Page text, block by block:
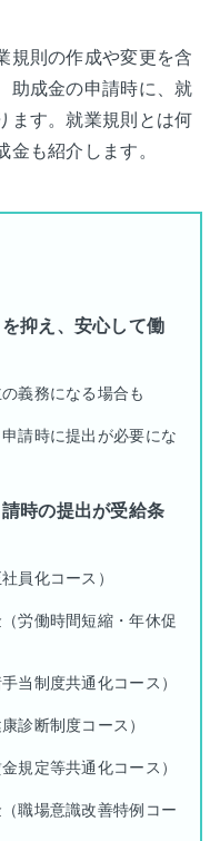
規則の作成や変更を含
助成金の申請時に、就
ます。就業規則とは何
も紹介します。
抑え、安心して働
義務になる場合も
請時に提出が必要にな
時の提出が受給条
員化コース）
労働時間短縮・年休促
当制度共通化コース）
診断制度コース）
規定等共通化コース）
職場意識改善特例コー